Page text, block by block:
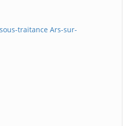
traitance Ars-sur-